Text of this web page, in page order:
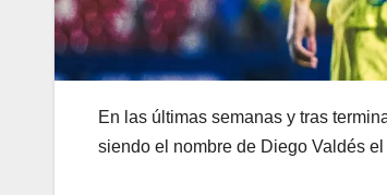
En las últimas semanas y tras
siendo el nombre de Diego Valdés